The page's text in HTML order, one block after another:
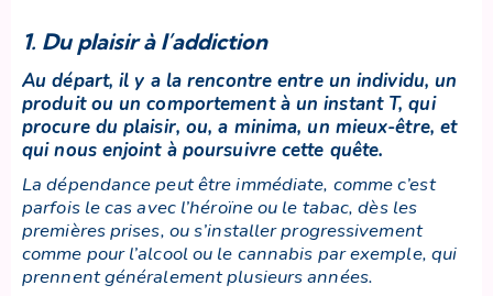
1. Du plaisir à l’addiction
Au départ, il y a la rencontre entre un individu, un
produit ou un comportement à un instant T, qui
procure du plaisir, ou, a minima, un mieux-être, et
qui nous enjoint à poursuivre cette quête.
La dépendance peut être immédiate, comme c’est
parfois le cas avec l’héroïne ou le tabac, dès les
premières prises, ou s’installer progressivement
comme pour l’alcool ou le cannabis par exemple, qui
prennent généralement plusieurs années.